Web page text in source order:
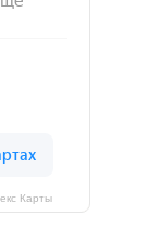
Карты